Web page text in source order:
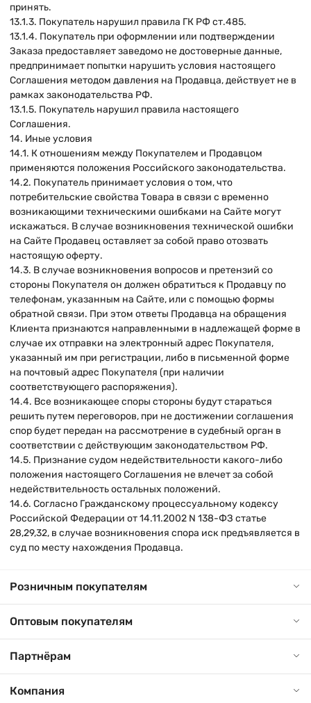
принять.
13.1.3. Покупатель нарушил правила ГК РФ ст.485.
13.1.4. Покупатель при оформлении или подтверждении
Заказа предоставляет заведомо не достоверные данные,
предпринимает попытки нарушить условия настоящего
Соглашения методом давления на Продавца, действует не в
рамках законодательства РФ.
13.1.5. Покупатель нарушил правила настоящего
Соглашения.
14. Иные условия
14.1. К отношениям между Покупателем и Продавцом
применяются положения Российского законодательства.
14.2. Покупатель принимает условия о том, что
потребительские свойства Товара в связи с временно
возникающими техническими ошибками на Сайте могут
искажаться. В случае возникновения технической ошибки
на Сайте Продавец оставляет за собой право отозвать
настоящую оферту.
14.3. В случае возникновения вопросов и претензий со
стороны Покупателя он должен обратиться к Продавцу по
телефонам, указанным на Сайте, или с помощью формы
обратной связи. При этом ответы Продавца на обращения
Клиента признаются направленными в надлежащей форме в
случае их отправки на электронный адрес Покупателя,
указанный им при регистрации, либо в письменной форме
на почтовый адрес Покупателя (при наличии
соответствующего распоряжения).
14.4. Все возникающее споры стороны будут стараться
решить путем переговоров, при не достижении соглашения
спор будет передан на рассмотрение в судебный орган в
соответствии с действующим законодательством РФ.
14.5. Признание судом недействительности какого-либо
положения настоящего Соглашения не влечет за собой
недействительность остальных положений.
14.6. Согласно Гражданскому процессуальному кодексу
Российской Федерации от 14.11.2002 N 138-ФЗ статье
28,29,32, в случае возникновения спора иск предъявляется в
суд по месту нахождения Продавца.
Розничным покупателям
Оптовым покупателям
Партнёрам
Компания